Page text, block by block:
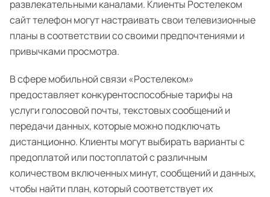
развлекательными каналами. Клиенты Ростелеком
сайт телефон могут настраивать свои телевизионные
планы в соответствии со своими предпочтениями и
привычками просмотра.
В сфере мобильной связи «Ростелеком»
предоставляет конкурентоспособные тарифы на
услуги голосовой почты, текстовых сообщений и
передачи данных, которые можно подключать
дистанционно. Клиенты могут выбирать варианты с
предоплатой или постоплатой с различным
количеством включенных минут, сообщений и данных,
чтобы найти план, который соответствует их